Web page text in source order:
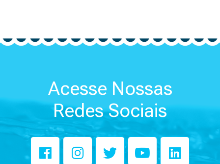
Acesse Nossas
Redes Sociais